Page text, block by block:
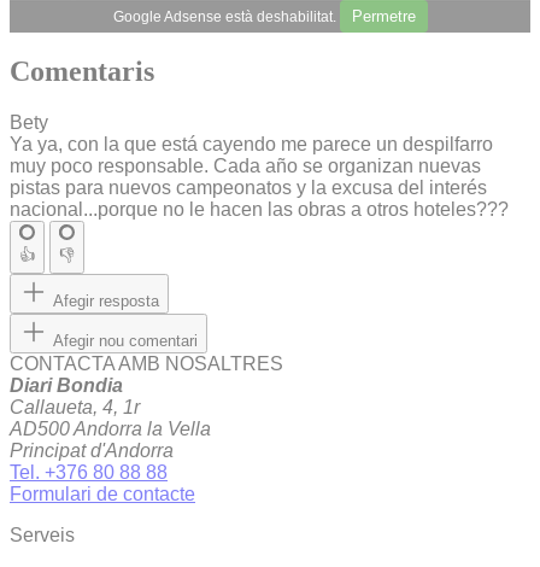
Google Adsense està deshabilitat. Permetre
Comentaris
Bety
Ya ya, con la que está cayendo me parece un despilfarro
muy poco responsable. Cada año se organizan nuevas
pistas para nuevos campeonatos y la excusa del interés
nacional...porque no le hacen las obras a otros hoteles???
👍 👎
Afegir resposta
Afegir nou comentari
CONTACTA AMB NOSALTRES
Diari Bondia
Callaueta, 4, 1r
AD500 Andorra la Vella
Principat d'Andorra
Tel. +376 80 88 88
Formulari de contacte
Serveis